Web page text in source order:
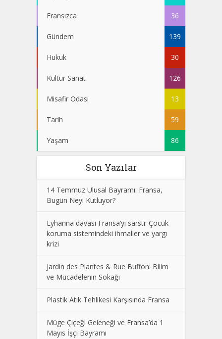
Fransızca 36
Gündem 139
Hukuk 30
Kültür Sanat 126
Misafir Odası 13
Tarih 59
Yaşam 86
Son Yazılar
14 Temmuz Ulusal Bayramı: Fransa,
Bugün Neyi Kutluyor?
Lyhanna davası Fransa’yı sarstı: Çocuk
koruma sistemindeki ihmaller ve yargı
krizi
Jardin des Plantes & Rue Buffon: Bilim
ve Mücadelenin Sokağı
Plastik Atık Tehlikesi Karşısında Fransa
Müge Çiçeği Geleneği ve Fransa’da 1
Mayıs İşçi Bayramı